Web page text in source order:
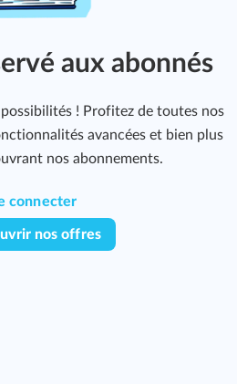
aux abonnés
! Profitez de toutes nos
avancées et bien plus
nos abonnements.
connecter
nos offres